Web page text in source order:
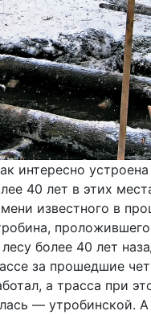
интересно
40 лет в этих
известного в
проложившего
более 40 лет
за прошедшие
а трасса при
— утробинской. А